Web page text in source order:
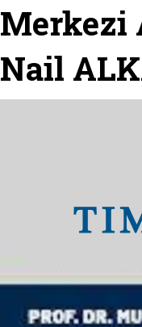
Merkezi
Nail